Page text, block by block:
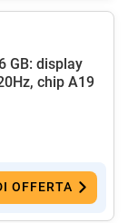
GB: display
chip A19
OFFERTA